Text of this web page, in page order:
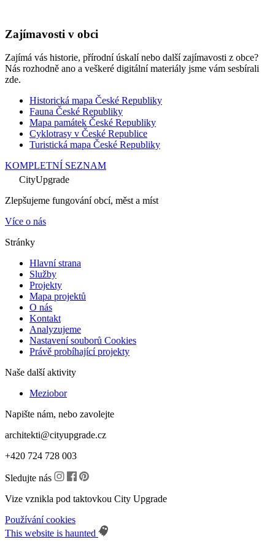
Zajímavosti v obci
Zajímá vás historie, přírodní úskalí nebo další zajímavosti z obce?
Nás rozhodně ano a veškeré digitální materiály jsme vám sesbírali
zde.
Historická mapa České Republiky
Fauna České Republiky
Mapa památek České Republiky
Cyklotrasy v České Republice
Turistická mapa České Republiky
KOMPLETNÍ SEZNAM
CityUpgrade
Zlepšujeme fungování obcí, měst a míst
Více o nás
Stránky
Hlavní strana
Služby
Projekty
Mapa projektů
O nás
Kontakt
Analyzujeme
Nastavení souborů Cookies
Právě probíhající projekty
Naše další aktivity
Meziobor
Napište nám, nebo zavolejte
architekti@cityupgrade.cz
+420 724 728 003
Sledujte nás
Vize vznikla pod taktovkou City Upgrade
Používání cookies
This website is haunted